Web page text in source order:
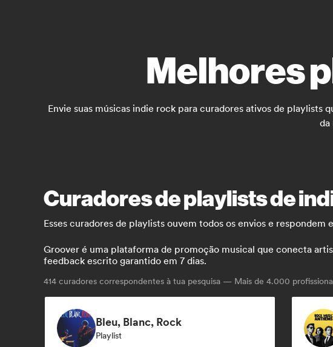
Melhores
Envie suas músicas indie rock para curadores ativos de
da
Curadores de playlists de
Esses curadores de playlists ouvem todos os envios e
Groover é uma plataforma de promoção musical que conecta
feedback escrito garantido em 7 dias.
414 curadores correspondentes à tua pesquisa — Mais de 4.000
Bleu, Blanc, Rock
Playlist